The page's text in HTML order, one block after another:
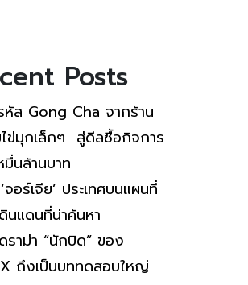
Posts
ส Gong Cha จากร้าน
ข่มุกเล็กๆ สู่ดีลซื้อกิจการ
มื่นล้านบาท
อร์เจีย’ ประเทศบนแผนที่
นแดนที่น่าค้นหา
ราม่า “นักบิด” ของ
ถึงเป็นบททดสอบใหญ่